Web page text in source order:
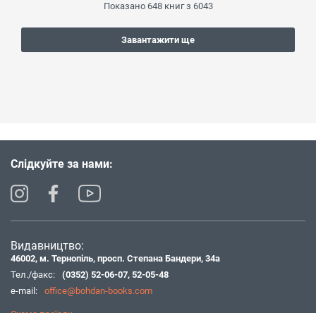
Показано 648книг з 6043
Завантажити ще
Слідкуйте за нами:
Видавництво:
46002, м. Тернопіль, просп. Степана Бандери, 34а
Тел./факс:
(0352) 52-06-07, 52-05-48
e-mail:
office@bohdan-books.com